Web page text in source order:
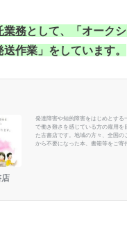
業務として、「オーク
作業」をしています。
発達障害や知的障害をはじめとする
で働き難さを感じている方の雇用を
た古書店です。地域の方々、全国の
から不要になった本、書籍等をご寄